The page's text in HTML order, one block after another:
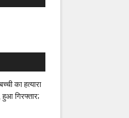
का हत्यारा
हुआ गिरफ्तार;